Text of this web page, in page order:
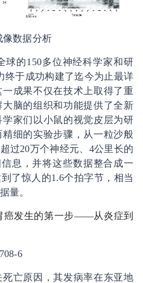
像数据分析
球的150多位神经科学家和研
终于成功构建了迄今为止最详
成果不仅在技术上取得了重
脑的组织和功能提供了全新
家们以小鼠的视觉皮层为研
细的实验步骤，从一粒沙般
过20万个神经元、4公里长的
息，并将这些数据整合成一
了惊人的1.6个拍字节，相当
量。
癌发生的第一步——从炎症到
6
亡原因，其发病率在东亚地